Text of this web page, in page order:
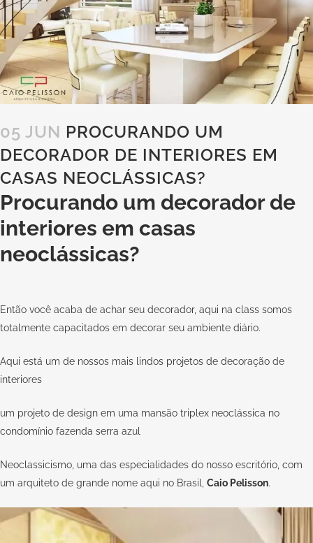
05 JUN PROCURANDO UM
DECORADOR DE INTERIORES EM
CASAS NEOCLÁSSICAS?
Procurando um decorador de
interiores em casas
neoclássicas?
Então você acaba de achar seu decorador, aqui na class somos
totalmente capacitados em decorar seu ambiente diário.
Aqui está um de nossos mais lindos projetos de decoração de
interiores
um projeto de design em uma mansão triplex neoclássica no
condomínio fazenda serra azul
Neoclassicismo, uma das especialidades do nosso escritório, com
um arquiteto de grande nome aqui no Brasil, Caio Pelisson.